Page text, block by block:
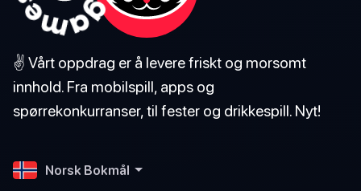
✌️ Vårt oppdrag er å levere friskt og morsomt
innhold. Fra mobilspill, apps og
spørrekonkurranser, til fester og drikkespill. Nyt!
Norsk Bokmål